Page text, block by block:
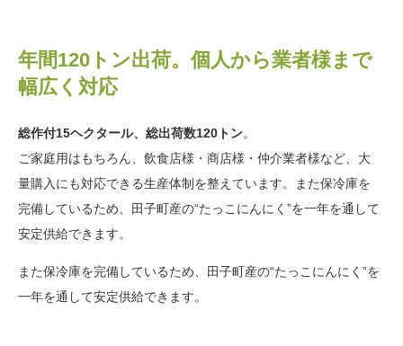
年間120トン出荷。個人から業者様まで
幅広く対応
総作付15ヘクタール、総出荷数120トン。
ご家庭用はもちろん、飲食店様・商店様・仲介業者様など、大
量購入にも対応できる生産体制を整えています。また保冷庫を
完備しているため、田子町産の“たっこにんにく”を一年を通して
安定供給できます。
また保冷庫を完備しているため、田子町産の“たっこにんにく”を
一年を通して安定供給できます。